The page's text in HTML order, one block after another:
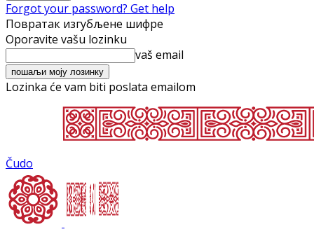
Forgot your password? Get help
Повратак изгубљене шифре
Oporavite vašu lozinku
vaš email
Lozinka će vam biti poslata emailom
Čudo